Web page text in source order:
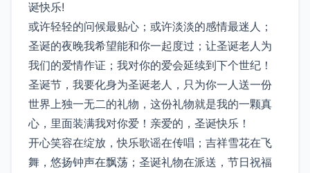
诞快乐!
或许轻轻的问候最贴心；或许淡淡的感情最迷人；
圣诞的夜晚我希望能和你一起度过；让圣诞老人为
我们的爱情作证；我对你的爱会延续到下个世纪！
圣诞节，我要化身为圣诞老人，只为你一人送一份
世界上独一无二的礼物，这份礼物就是我的一颗真
心，里面装满我对你爱！亲爱的，圣诞快乐！
开心笑容在绽放，快乐歌谣在传唱；吉祥雪花在飞
舞，悠扬钟声在飘荡；圣诞礼物在派送，节日祝福